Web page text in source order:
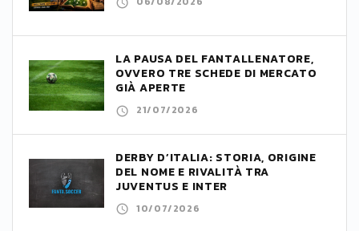
LA PAUSA DEL FANTALLENATORE,
OVVERO TRE SCHEDE DI MERCATO
GIÀ APERTE
21/07/2026
DERBY D’ITALIA: STORIA, ORIGINE
DEL NOME E RIVALITÀ TRA
JUVENTUS E INTER
10/07/2026